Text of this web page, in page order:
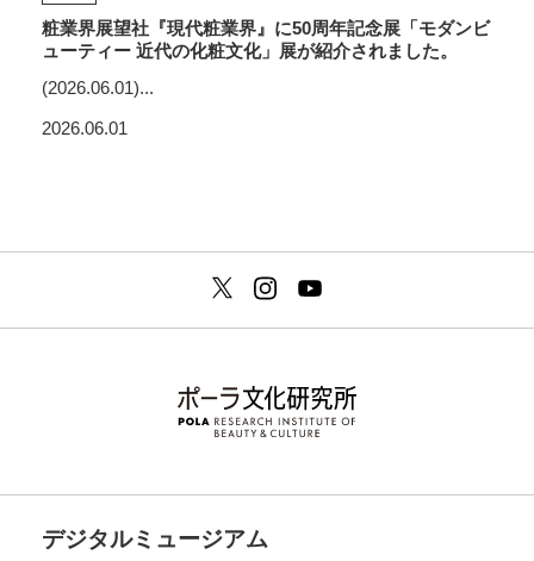
粧業界展望社『現代粧業界』に50周年記念展「モダンビ
ューティー 近代の化粧文化」展が紹介されました。
(2026.06.01)...
2026.06.01
デジタルミュージアム